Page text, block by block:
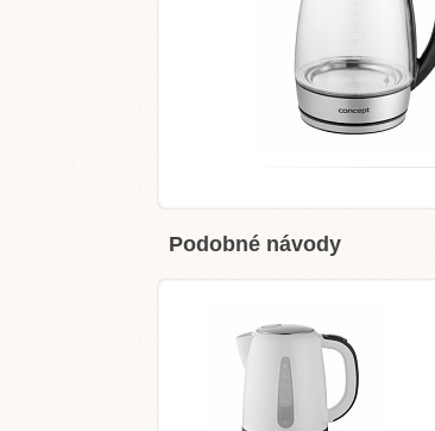
Podobné návody